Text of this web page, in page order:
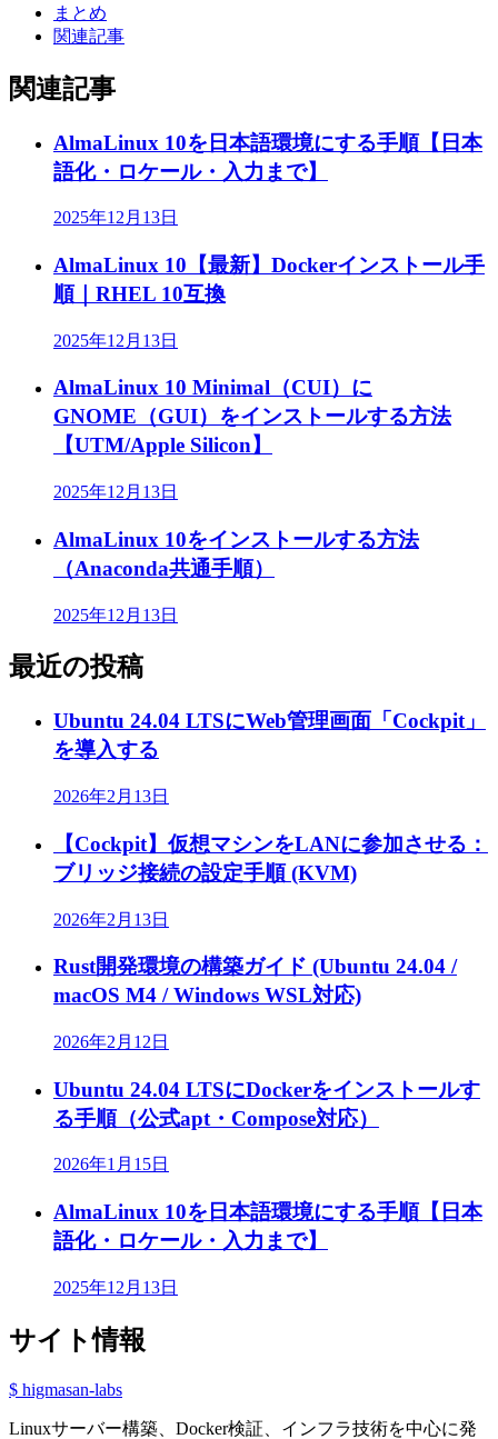
まとめ
関連記事
関連記事
AlmaLinux 10を日本語環境にする手順【日本
語化・ロケール・入力まで】
2025年12月13日
AlmaLinux 10【最新】Dockerインストール手
順｜RHEL 10互換
2025年12月13日
AlmaLinux 10 Minimal（CUI）に
GNOME（GUI）をインストールする方法
【UTM/Apple Silicon】
2025年12月13日
AlmaLinux 10をインストールする方法
（Anaconda共通手順）
2025年12月13日
最近の投稿
Ubuntu 24.04 LTSにWeb管理画面「Cockpit」
を導入する
2026年2月13日
【Cockpit】仮想マシンをLANに参加させる：
ブリッジ接続の設定手順 (KVM)
2026年2月13日
Rust開発環境の構築ガイド (Ubuntu 24.04 /
macOS M4 / Windows WSL対応)
2026年2月12日
Ubuntu 24.04 LTSにDockerをインストールす
る手順（公式apt・Compose対応）
2026年1月15日
AlmaLinux 10を日本語環境にする手順【日本
語化・ロケール・入力まで】
2025年12月13日
サイト情報
$ higmasan-labs
Linuxサーバー構築、Docker検証、インフラ技術を中心に発